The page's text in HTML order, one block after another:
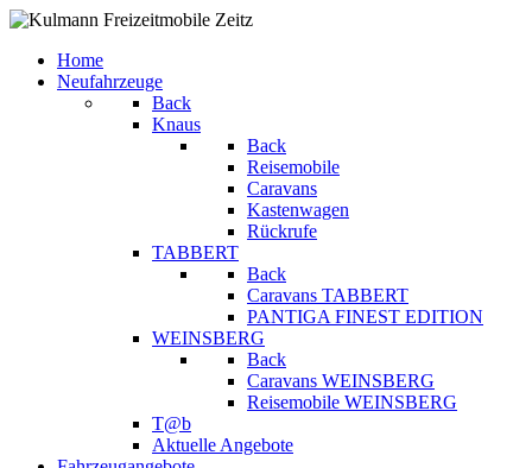
Home
Neufahrzeuge
Back
Knaus
Back
Reisemobile
Caravans
Kastenwagen
Rückrufe
TABBERT
Back
Caravans TABBERT
PANTIGA FINEST EDITION
WEINSBERG
Back
Caravans WEINSBERG
Reisemobile WEINSBERG
T@b
Aktuelle Angebote